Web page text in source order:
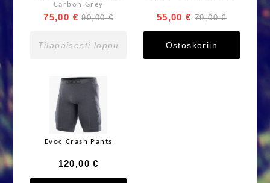
Carbon Grey
75,00 € 90,00 €
Tilapäisesti loppu
55,00 € 79,00 €
Ostoskoriin
Evoc Crash Pants
120,00 €